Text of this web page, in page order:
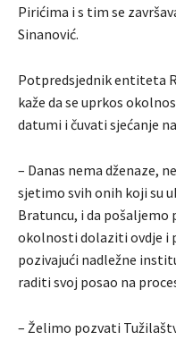
Pirićima i s tim se
Sinanović.
Potpredsjednik entiteta
kaže da se uprkos
datumi i čuvati sjećanje
– Danas nema dženaze,
sjetimo svih onih koji su
Bratuncu, i da pošaljemo
okolnosti dolaziti ovdje i
pozivajući nadležne
raditi svoj posao na
– Želimo pozvati